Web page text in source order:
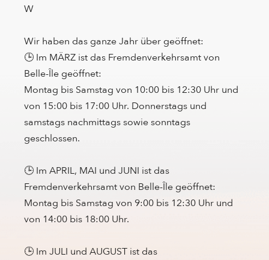
W
Wir haben das ganze Jahr über geöffnet:
🕒 Im MÄRZ ist das Fremdenverkehrsamt von
Belle-Île geöffnet:
Montag bis Samstag von 10:00 bis 12:30 Uhr und
von 15:00 bis 17:00 Uhr. Donnerstags und
samstags nachmittags sowie sonntags
geschlossen.
🕒 Im APRIL, MAI und JUNI ist das
Fremdenverkehrsamt von Belle-Île geöffnet:
Montag bis Samstag von 9:00 bis 12:30 Uhr und
von 14:00 bis 18:00 Uhr.
🕒 Im JULI und AUGUST ist das